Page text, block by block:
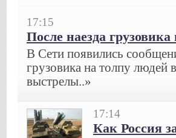
17:15
После наезда
В Сети появились
грузовика на толпу
выстрелы..»
17:14
Как Россия